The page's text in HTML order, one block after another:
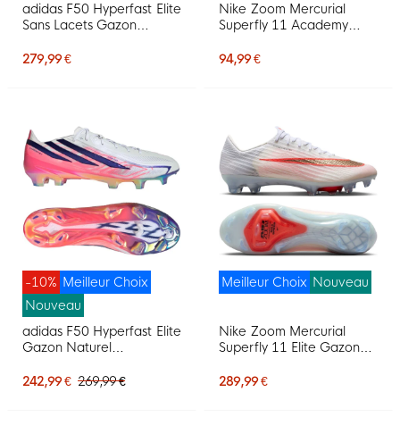
adidas F50 Hyperfast Elite
Sans Lacets Gazon
Foot (FG) Blanc Mauve
279,99 €
Nike Zoom Mercurial
Superfly 11 Academy
Chaussures de Foot (MG)
94,99 €
Meilleur Choix
-10%
Nouveau
adidas F50 Hyperfast Elite
Gazon Naturel
Blanc Mauve Rose
242,99 € 269,99 €
Meilleur Choix Nouveau
Nike Zoom Mercurial
Superfly 11 Elite Gazon
Foot (FG) Blanc Rouge Vif
289,99 €